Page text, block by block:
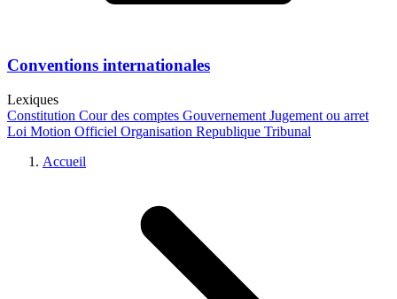
Conventions internationales
Lexiques
Constitution Cour des comptes Gouvernement Jugement ou arret
Loi Motion Officiel Organisation Republique Tribunal
Accueil